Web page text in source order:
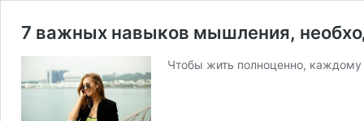
7 важных навыков мышления,
Чтобы жить полноценно,